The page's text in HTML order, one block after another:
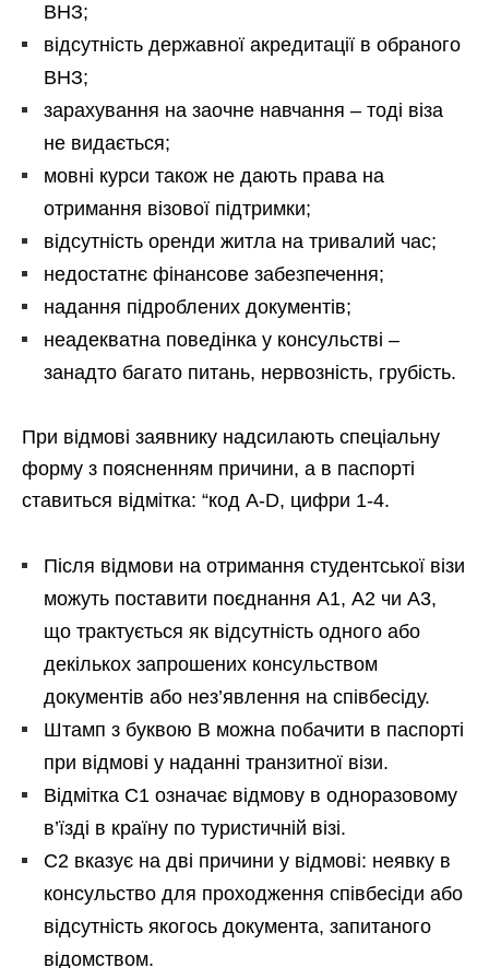
ВНЗ;
відсутність державної акредитації в обраного
ВНЗ;
зарахування на заочне навчання – тоді віза
не видається;
мовні курси також не дають права на
отримання візової підтримки;
відсутність оренди житла на тривалий час;
недостатнє фінансове забезпечення;
надання підроблених документів;
неадекватна поведінка у консульстві –
занадто багато питань, нервозність, грубість.
При відмові заявнику надсилають спеціальну
форму з поясненням причини, а в паспорті
ставиться відмітка: “код А-D, цифри 1-4.
Після відмови на отримання студентської візи
можуть поставити поєднання А1, А2 чи А3,
що трактується як відсутність одного або
декількох запрошених консульством
документів або нез’явлення на співбесіду.
Штамп з буквою В можна побачити в паспорті
при відмові у наданні транзитної візи.
Відмітка С1 означає відмову в одноразовому
в’їзді в країну по туристичній візі.
С2 вказує на дві причини у відмові: неявку в
консульство для проходження співбесіди або
відсутність якогось документа, запитаного
відомством.